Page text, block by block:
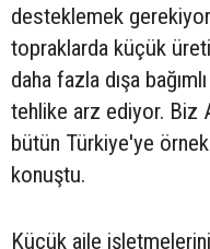
desteklemek
topraklarda küçük
daha fazla dışa
tehlike arz ediyor. Biz
bütün Türkiye'ye
konuştu.
Küçük aile